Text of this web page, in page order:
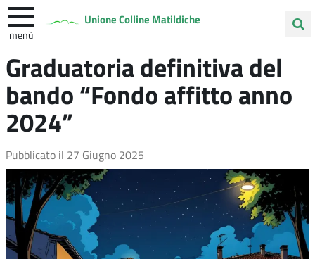
Unione Colline Matildiche
menù
nel
sito
Albinea Quattro Castella Vezzano sul Crostolo
Graduatoria definitiva del
bando “Fondo affitto anno
2024”
Pubblicato il 27 Giugno 2025